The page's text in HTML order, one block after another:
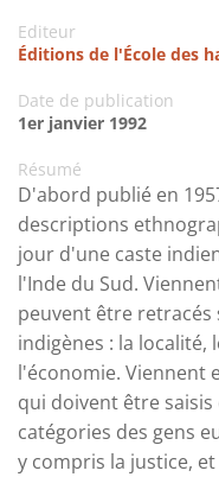
Editeur
Éditions de l'École des
Date de publication
1er janvier 1992
Résumé
D'abord publié en
descriptions
jour d'une caste
l'Inde du Sud.
peuvent être retracés
indigènes : la localité,
l'économie. Viennent
qui doivent être
catégories des gens
y compris la justice,